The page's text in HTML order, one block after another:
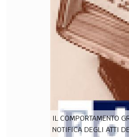
IL COMPORTAMENTO
NOTIFICA DEGLI ATTI